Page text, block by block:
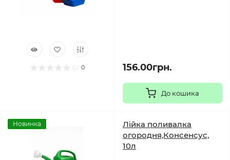
0 156.00грн.
До кошика
Новинка
Лійка поливалка
огородня,Консенсус,
10л